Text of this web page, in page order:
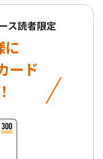
ス読者限定
に
ード